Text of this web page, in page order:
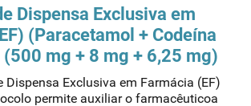
ibuprofeno
buclizina picetoprofeno
Dispensa Exclusiva em
(Paracetamol + Codeína
mg + 8 mg + 6,25 mg)
Dispensa Exclusiva em Farmácia (EF)
permite auxiliar o farmacêuticoa